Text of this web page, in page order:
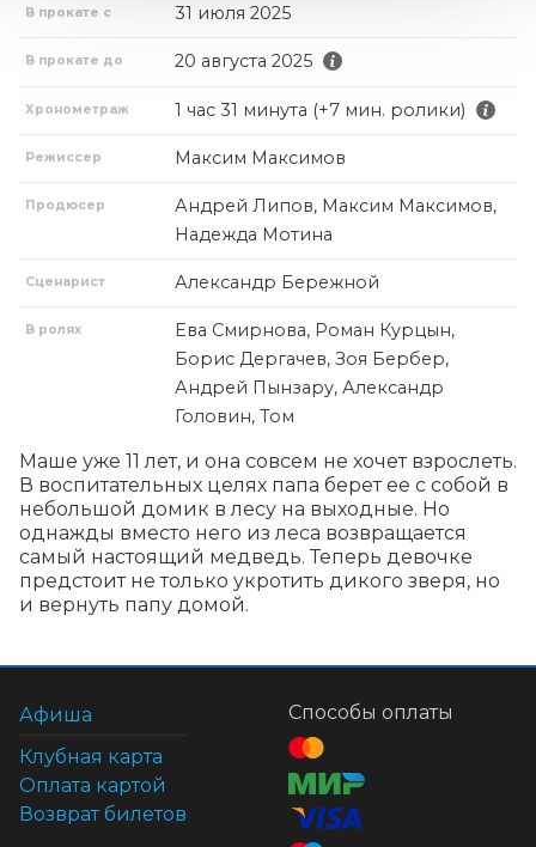
В прокате с 31 июля 2025
В прокате до 20 августа 2025
Хронометраж 1 час 31 минута (+7 мин. ролики)
Режиссер Максим Максимов
Продюсер
Андрей Липов, Максим Максимов,
Надежда Мотина
Сценарист Александр Бережной
В ролях
Ева Смирнова, Роман Курцын,
Борис Дергачев, Зоя Бербер,
Андрей Пынзару, Александр
Головин, Том
Маше уже 11 лет, и она совсем не хочет взрослеть.
В воспитательных целях папа берет ее с собой в
небольшой домик в лесу на выходные. Но
однажды вместо него из леса возвращается
самый настоящий медведь. Теперь девочке
предстоит не только укротить дикого зверя, но
и вернуть папу домой.
Афиша
Клубная карта
Оплата картой
Возврат билетов
Способы оплаты